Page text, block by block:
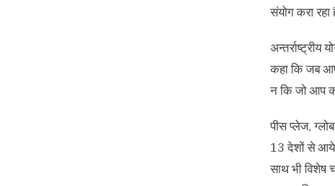
संयोग करा रहा
कहा कि जब
न कि जो आप
पीस प्लेज,
13 देशों से आये
साथ भी विशेष